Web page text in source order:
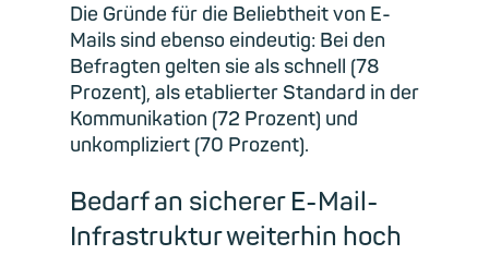
Die Gründe für die Beliebtheit von E-
Mails sind ebenso eindeutig: Bei den
Befragten gelten sie als schnell (78
Prozent), als etablierter Standard in der
Kommunikation (72 Prozent) und
unkompliziert (70 Prozent).
Bedarf an sicherer E-Mail-
Infrastruktur weiterhin hoch